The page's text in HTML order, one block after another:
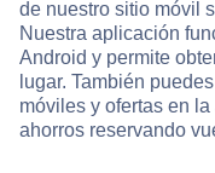
de nuestro sitio móvil
Nuestra aplicación
Android y permite
lugar. También
móviles y ofertas en
ahorros reservando